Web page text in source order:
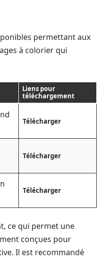
permettant aux
à colorier qui
Liens pour
téléchargement
Télécharger
Télécharger
Télécharger
ce qui permet une
conçues pour
Il est recommandé